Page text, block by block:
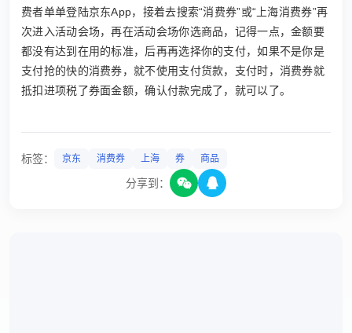
费者单单登陆京东App，接着去搜索“消费券”或“上海消费券”再
次进入活动会场，再在活动会场你选商品，记得一点，金额要
都没有达到在用的标准，后再再选择你的支付，如果不是你是
支付抢的快的消费券，就不使用支付货款，支付时，消费券就
抵扣进项税了券面金额，确认付款完成了，就可以了。
标签： 京东 消费券 上海 券 商品
分享到：